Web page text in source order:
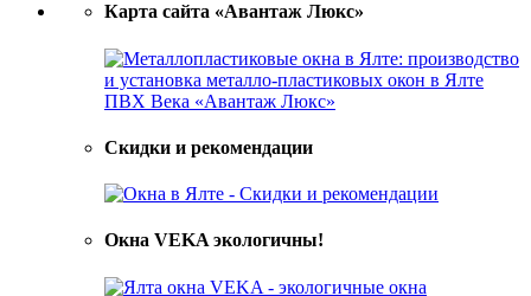
Карта сайта «Авантаж Люкс»
Скидки и рекомендации
Окна VEKA экологичны!